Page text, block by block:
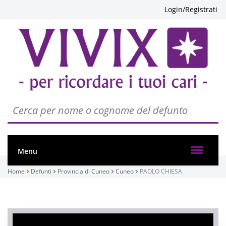
Login/Registrati
Menu
Home Defunti Provincia di Cuneo Cuneo PAOLO CHIESA